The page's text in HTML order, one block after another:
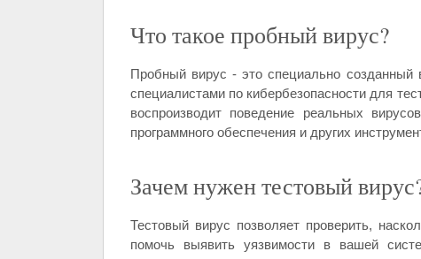
Что такое пробный вирус?
Пробный вирус - это специально созданный
специалистами по кибербезопасности для
воспроизводит поведение реальных
программного обеспечения и других
Зачем нужен тестовый
Тестовый вирус позволяет проверить,
помочь выявить уязвимости в вашей